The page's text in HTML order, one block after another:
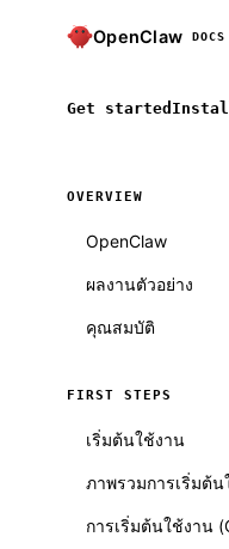
OpenClaw DOCS
Get started
OVERVIEW
OpenClaw
ผลงานตัวอย่าง
คุณสมบัติ
FIRST STEPS
เริ่มต้นใช้งาน
ภาพรวมการเริ่มต้น
การเริ่มต้นใช้งาน